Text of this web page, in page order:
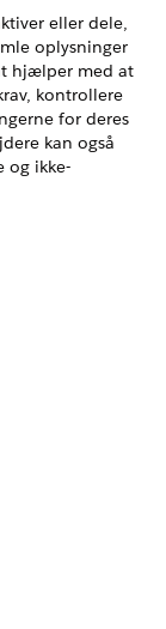
eller dele,
oplysninger
hjælper med at
kontrollere
for deres
kan også
og ikke-
Agentforce
Agentforce
til dine